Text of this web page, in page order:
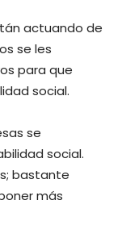
actuando de
se les
para que
social.
se
social.
bastante
más